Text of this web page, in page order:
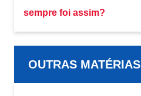
sempre foi assim?
OUTRAS MATÉRIAS